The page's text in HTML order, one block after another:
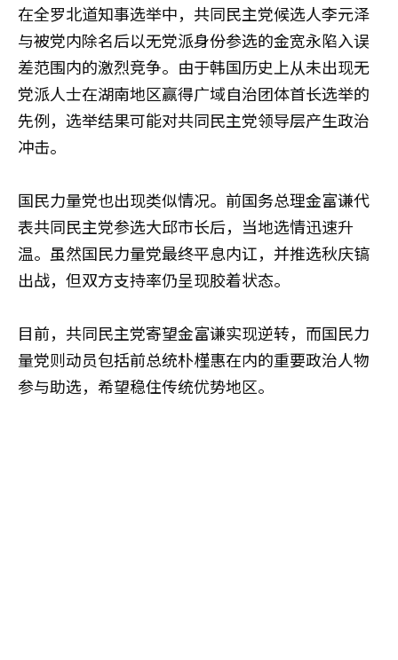
在全罗北道知事选举中，共同民主党候选人李元泽
与被党内除名后以无党派身份参选的金宽永陷入误
差范围内的激烈竞争。由于韩国历史上从未出现无
党派人士在湖南地区赢得广域自治团体首长选举的
先例，选举结果可能对共同民主党领导层产生政治
冲击。
国民力量党也出现类似情况。前国务总理金富谦代
表共同民主党参选大邱市长后，当地选情迅速升
温。虽然国民力量党最终平息内讧，并推选秋庆镐
出战，但双方支持率仍呈现胶着状态。
目前，共同民主党寄望金富谦实现逆转，而国民力
量党则动员包括前总统朴槿惠在内的重要政治人物
参与助选，希望稳住传统优势地区。